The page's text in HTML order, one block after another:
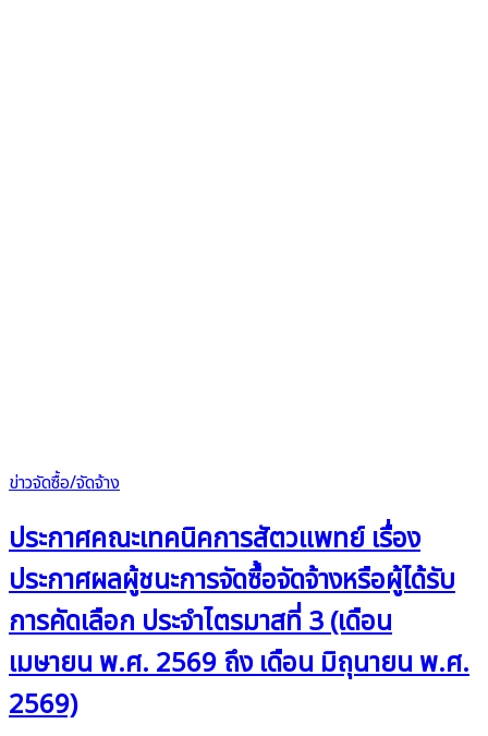
ข่าวจัดซื้อ/จัดจ้าง
ประกาศคณะเทคนิคการสัตวแพทย์ เรื่อง
ประกาศผลผู้ชนะการจัดซื้อจัดจ้างหรือผู้ได้รับ
การคัดเลือก ประจำไตรมาสที่ 3 (เดือน
เมษายน พ.ศ. 2569 ถึง เดือน มิถุนายน พ.ศ.
2569)